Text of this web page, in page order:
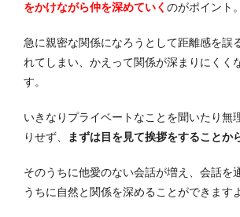
をかけながら仲を深めていく のがポイント。
急に親密な関係になろうとして距離感を誤
れてしまい、かえって関係が深まりにくく
す。
いきなりプライベートなことを聞いたり無
りせず、
まずは目を見て挨拶をすることか
そのうちに他愛のない会話が増え、会話を
うちに自然と関係を深めることができます